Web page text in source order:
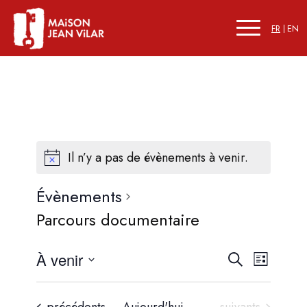
FR EN
Il n’y a pas de évènements à venir.
Évènements
Parcours documentaire
et
Recherche
Liste
À venir
Sélectionnez